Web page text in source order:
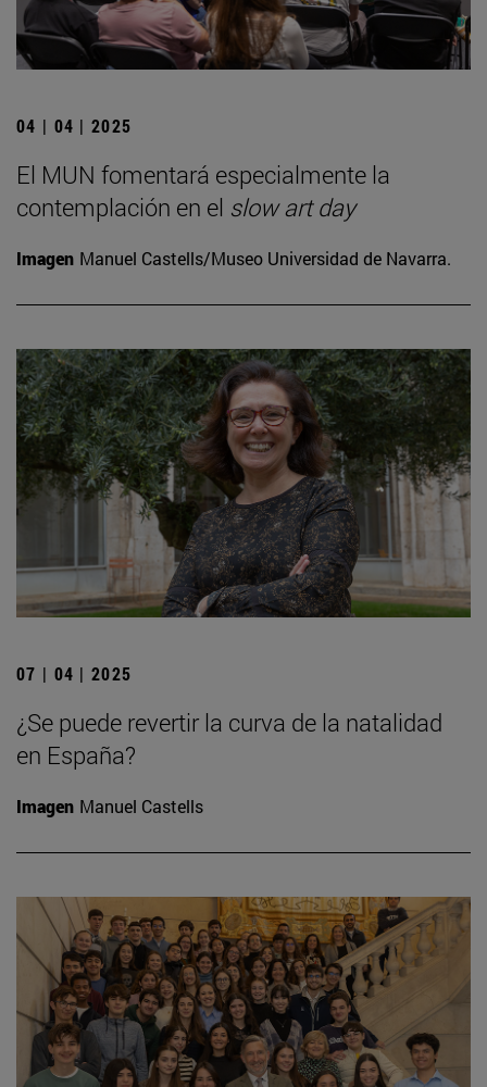
04 | 04 | 2025
El MUN fomentará especialmente la
contemplación en el slow art day
Imagen Manuel Castells/Museo Universidad de Navarra.
07 | 04 | 2025
¿Se puede revertir la curva de la natalidad
en España?
Imagen Manuel Castells